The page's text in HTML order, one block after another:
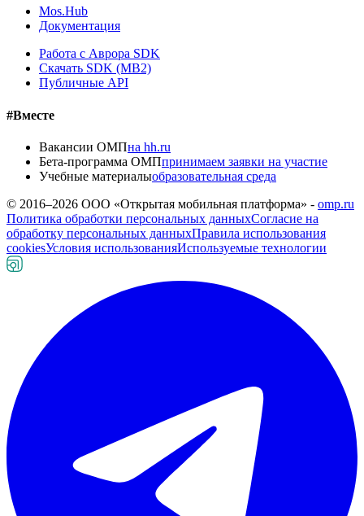
Mos.Hub
Документация
Работа с Аврора SDK
Скачать SDK (MB2)
Публичные API
#Вместе
Вакансии ОМПна hh.ru
Бета-программа ОМПпринимаем заявки на участие
Учебные материалыобразовательная среда
© 2016–2026 ООО «Открытая мобильная платформа» - omp.ru
Политика обработки персональных данныхСогласие на
обработку персональных данныхПравила использования
cookiesУсловия использованияИспользуемые технологии